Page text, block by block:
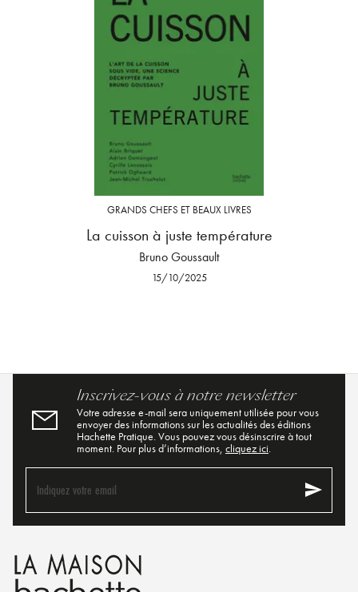
GRANDS CHEFS ET BEAUX LIVRES
La cuisson à juste température
Bruno Goussault
15/10/2025
Inscrivez-vous à notre newsletter
Votre adresse e-mail sera uniquement utilisée pour vous
envoyer des informations sur les actualités des éditions
Hachette Pratique. Vous pouvez vous désinscrire à tout
moment. Pour plus d’informations, cliquez ici.
Indiquez votre email send